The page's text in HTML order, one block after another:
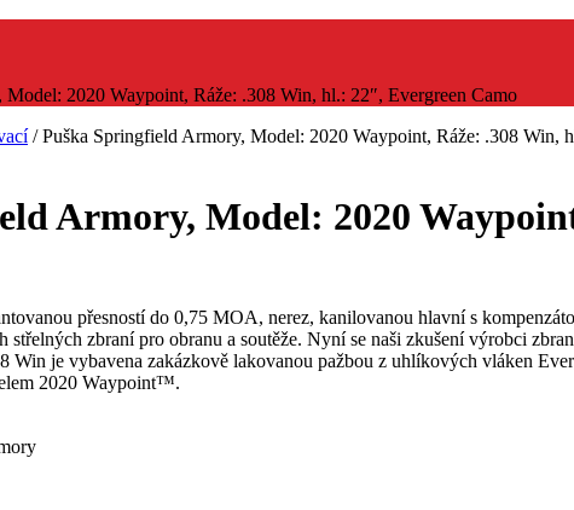
2020 Waypoint, Ráže: .308 Win, hl.: 22″, Evergreen Camo
/ Puška Springfield Armory, Model: 2020 Waypoint, Ráže: .308 Win,
Armory, Model: 2020
přesností do 0,75 MOA, nerez, kanilovanou hlavní s
střelných zbraní pro obranu a soutěže. Nyní se naši zkušení výrobci
Win je vybavena zakázkově lakovanou pažbou z uhlíkových vláken
2020 Waypoint™.